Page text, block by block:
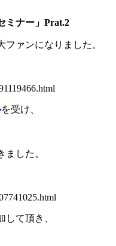
ミナー」Prat.2
ァンになりました。
を受け、
した。
て頂き、